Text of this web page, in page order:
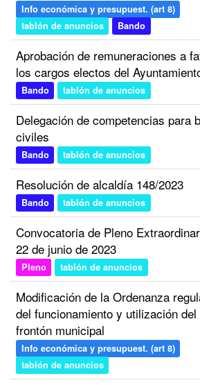
Info económica y presupuest. (art 8)
tablón de anuncios
Bando
Aprobación de remuneraciones a
los cargos electos del
Bando tablón de anuncios
Delegación de competencias para
civiles
Bando tablón de anuncios
Resolución de alcaldía 148/2023
Bando tablón de anuncios
Convocatoria de Pleno
22 de junio de 2023
Pleno tablón de anuncios
Modificación de la Ordenanza
del funcionamiento y utilización del
frontón municipal
Info económica y presupuest. (art 8)
tablón de anuncios